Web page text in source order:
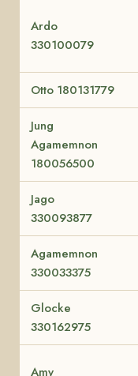
Ardo
330100079
Otto 180131779
Jung
Agamemnon
180056500
Jago
330093877
Agamemnon
330033375
Glocke
330162975
Amy